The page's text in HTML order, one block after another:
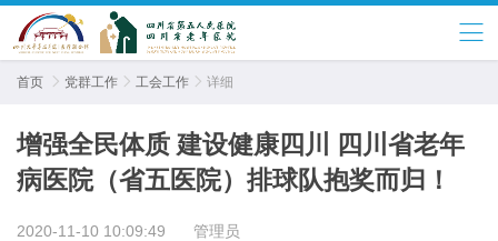
首页  党群工作  工会工作  详细
增强全民体质 建设健康四川 四川省老年
病医院（省五医院）排球队抱奖而归！
2020-11-10 10:09:49 管理员